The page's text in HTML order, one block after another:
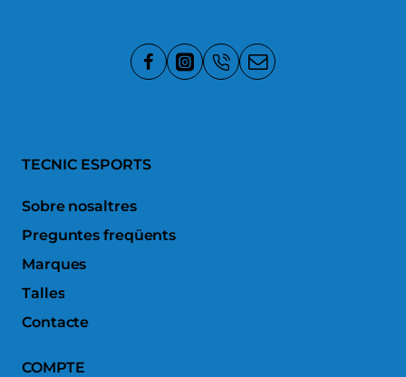
TECNIC ESPORTS
Sobre nosaltres
Preguntes freqüents
Marques
Talles
Contacte
COMPTE